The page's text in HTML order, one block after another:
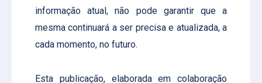
informação atual, não pode garantir que a
mesma continuará a ser precisa e atualizada, a
cada momento, no futuro.
Esta publicação, elaborada em colaboração